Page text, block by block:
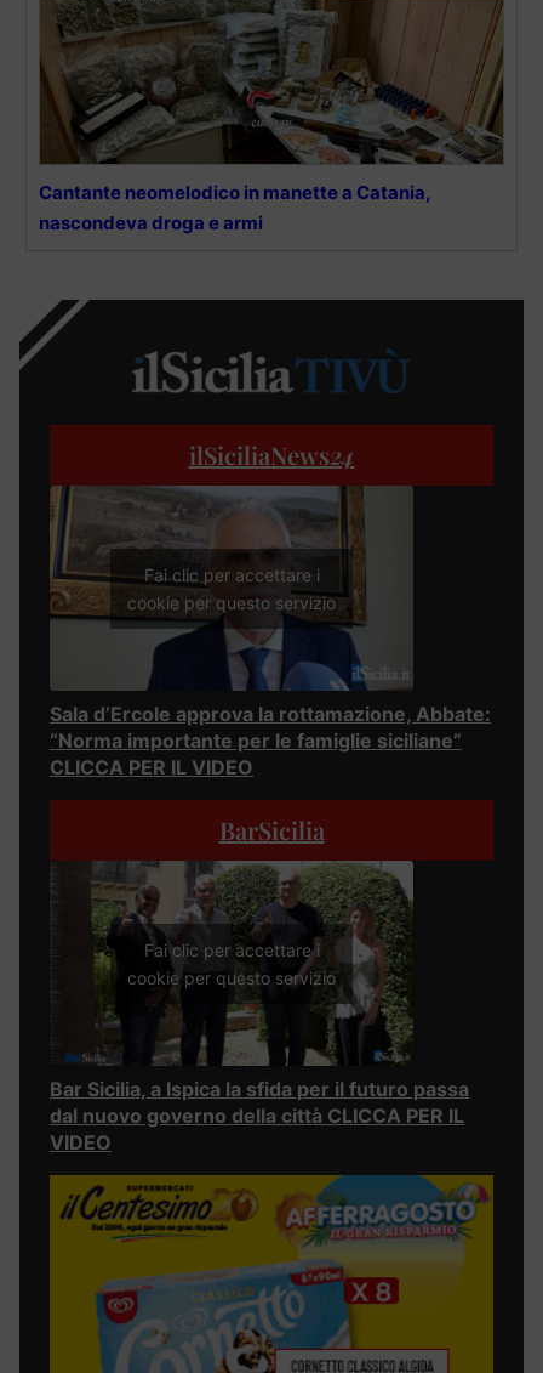
Cantante neomelodico in manette a Catania,
nascondeva droga e armi
ilSiciliaNews24
Fai clic per accettare i
cookie per questo servizio
Sala d’Ercole approva la rottamazione, Abbate:
“Norma importante per le famiglie siciliane”
CLICCA PER IL VIDEO
BarSicilia
Fai clic per accettare i
cookie per questo servizio
Bar Sicilia, a Ispica la sfida per il futuro passa
dal nuovo governo della città CLICCA PER IL
VIDEO